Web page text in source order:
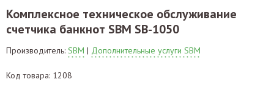
Комплексное техническое обслуживание
счетчика банкнот SBM SB-1050
Производитель: SBM | Дополнительные услуги SBM
Код товара: 1208